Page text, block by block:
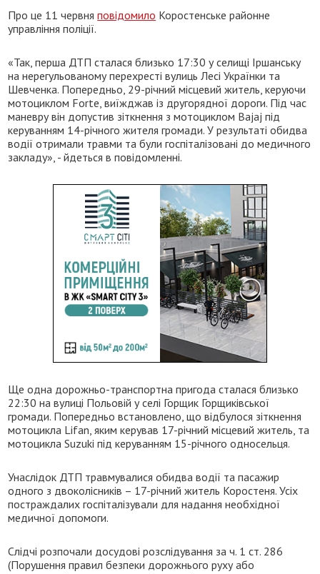
Про це 11 червняповідомило Коростенське районне
управління поліції.
«Так, перша ДТП сталася близько 17:30 у селищі Іршанську
на нерегульованому перехресті вулиць Лесі Українки та
Шевченка. Попередньо, 29-річний місцевий житель, керуючи
мотоциклом Forte, виїжджав із другорядної дороги. Під час
маневру він допустив зіткнення з мотоциклом Bajaj під
керуванням 14-річного жителя громади. У результаті обидва
водії отримали травми та були госпіталізовані до медичного
закладу», - йдеться в повідомленні.
Ще одна дорожньо-транспортна пригода сталася близько
22:30 на вулиці Польовій у селі Горщик Горщиківської
громади. Попередньо встановлено, що відбулося зіткнення
мотоцикла Lifan, яким керував 17-річний місцевий житель, та
мотоцикла Suzuki під керуванням 15-річного односельця.
Унаслідок ДТП травмувалися обидва водії та пасажир
одного з двоколісників – 17-річний житель Коростеня. Усіх
постраждалих госпіталізували для надання необхідної
медичної допомоги.
Слідчі розпочали досудові розслідування за ч. 1 ст. 286
(Порушення правил безпеки дорожнього руху або